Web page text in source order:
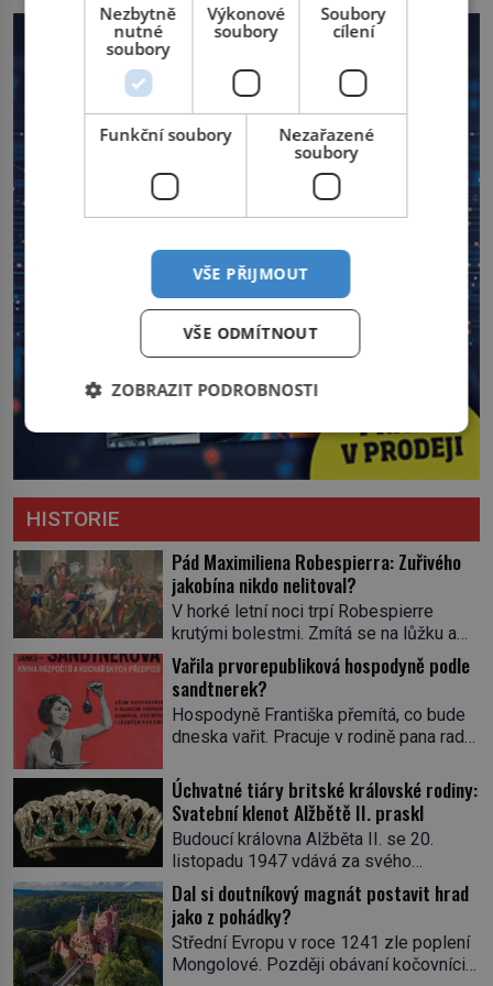
HISTORIE
Pád Maximiliena Robespierra: Zuřivého
jakobína nikdo nelitoval?
V horké letní noci trpí Robespierre
krutými bolestmi. Zmítá se na lůžku a
hlavou mu víří kolotoč myšlenek. Když
se probere z mdlob, vzpomene si na
jednu z pařížských jasnovidek, kterou
před lety navštívil. Prorokovala mu
tragický osud. Tehdy se jí vysmál.
prohlásil o něm jiný významný
francouzský revolucionář, Honoré de
Mirabeau […]
Vařila prvorepubliková hospodyně podle
sandtnerek?
Hospodyně Františka přemítá, co bude
dneska vařit. Pracuje v rodině pana rady
rychle v jedné ze „sandtnerek“.
„Zaplaťpánbůh, že už nemusíme chodit
s lístky,“ povzdechne si směrem ke
služce, kterou má v kuchyni k ruce.
Ještě v prvních letech nové republiky
fungoval kvůli nedostatku zboží
přídělový systém. […]
Úchvatné tiáry britské královské rodiny:
Svatební klenot Alžbětě II. praskl
Budoucí královna Alžběta II. se 20.
listopadu 1947 vdává za svého
vyvoleného Filipa Mountbattena. Aby
měla na obřad ve Westminsteru podle
tradice „něco vypůjčeného“, její matka jí
věnuje jedinečný šperk ze své
soukromé kolekce – diamantovou tiáru
Dal si doutníkový magnát postavit hrad
jako z pohádky?
Střední Evropu v roce 1241 zle poplení
Mongolové. Později obávaní kočovníci
Nezbytně
nutné
soubory
Výkonové
soubory
Soubory
cílení
Funkční soubory
Nezařazené
soubory
VŠE PŘIJMOUT
VŠE ODMÍTNOUT
ZOBRAZIT PODROBNOSTI